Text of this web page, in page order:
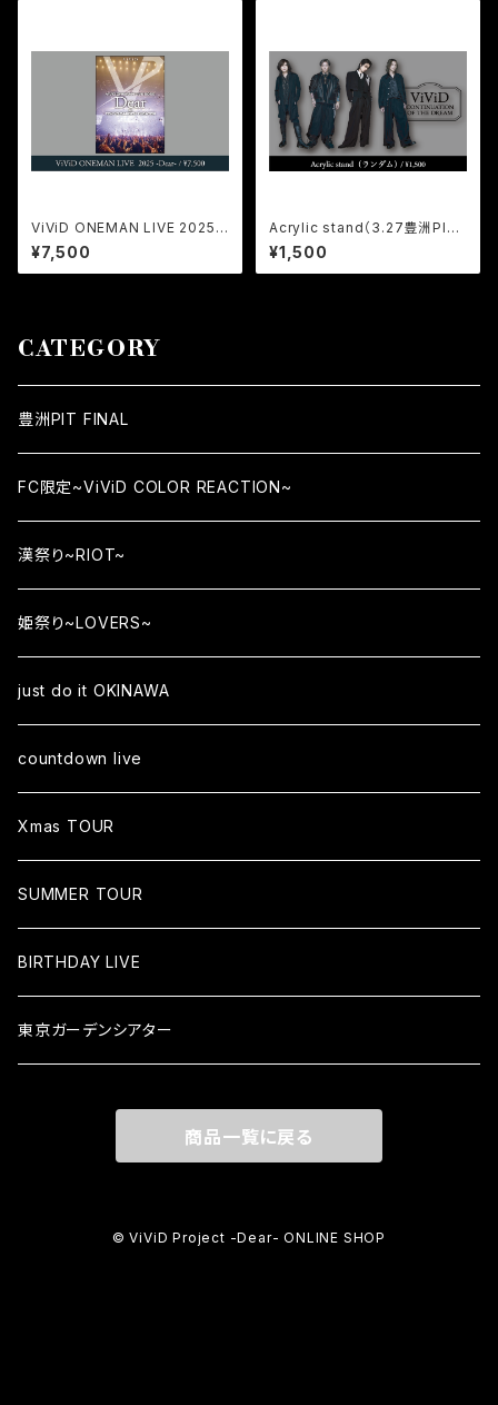
ViViD ONEMAN LIVE 2025 -
Dear- at TOKYO GARDEN
THEATER
¥7,500
Acrylic stand（3.27豊洲PIT/
ランダム）
¥1,500
CATEGORY
豊洲PIT FINAL
FC限定~ViViD COLOR REACTION~
漢祭り~RIOT~
姫祭り~LOVERS~
just do it OKINAWA
countdown live
Xmas TOUR
SUMMER TOUR
BIRTHDAY LIVE
東京ガーデンシアター
商品一覧に戻る
© ViViD Project -Dear- ONLINE SHOP